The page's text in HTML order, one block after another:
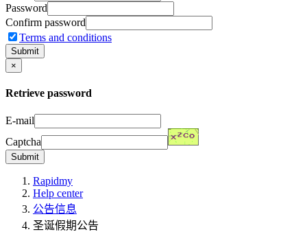
Password
Confirm password
Terms and conditions
Submit
×
Retrieve password
E-mail
Captcha
Submit
Rapidmy
Help center
公告信息
圣诞假期公告